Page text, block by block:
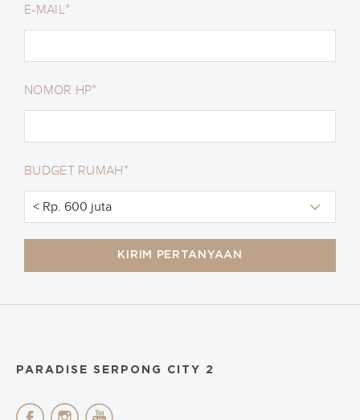
E-MAIL*
NOMOR HP*
BUDGET RUMAH*
KIRIM PERTANYAAN
PARADISE SERPONG CITY 2